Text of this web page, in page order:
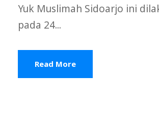
Yuk Muslimah Sidoarjo ini
pada 24...
Read More